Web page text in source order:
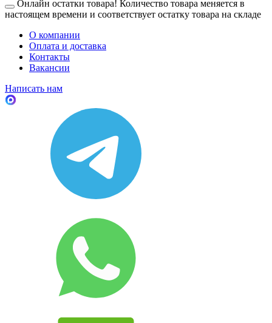
Онлайн остатки товара! Количество товара меняется в
настоящем времени и соответствует остатку товара на складе
О компании
Оплата и доставка
Контакты
Вакансии
Написать нам